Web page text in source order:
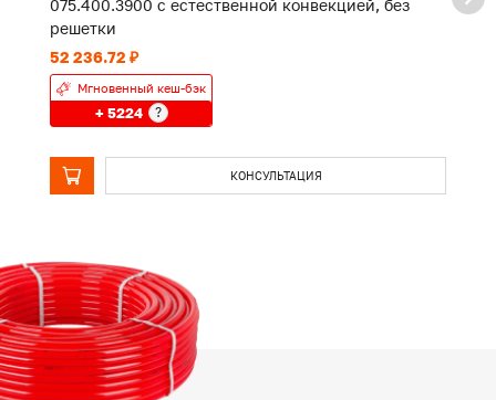
075.400.3900 с естественной конвекцией, без
решетки
52 236.72 ₽
Мгновенный кеш-бэк
+ 5224 ?
КОНСУЛЬТАЦИЯ